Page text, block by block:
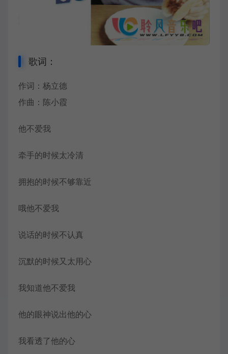
歌词：
作词：杨立德
作曲：陈小霞
他不爱我
牵手的时候太冷清
拥抱的时候不够靠近
哦他不爱我
说话的时候不认真
沉默的时候又太用心
我知道他不爱我
他的眼神说出他的心
我看透了他的心